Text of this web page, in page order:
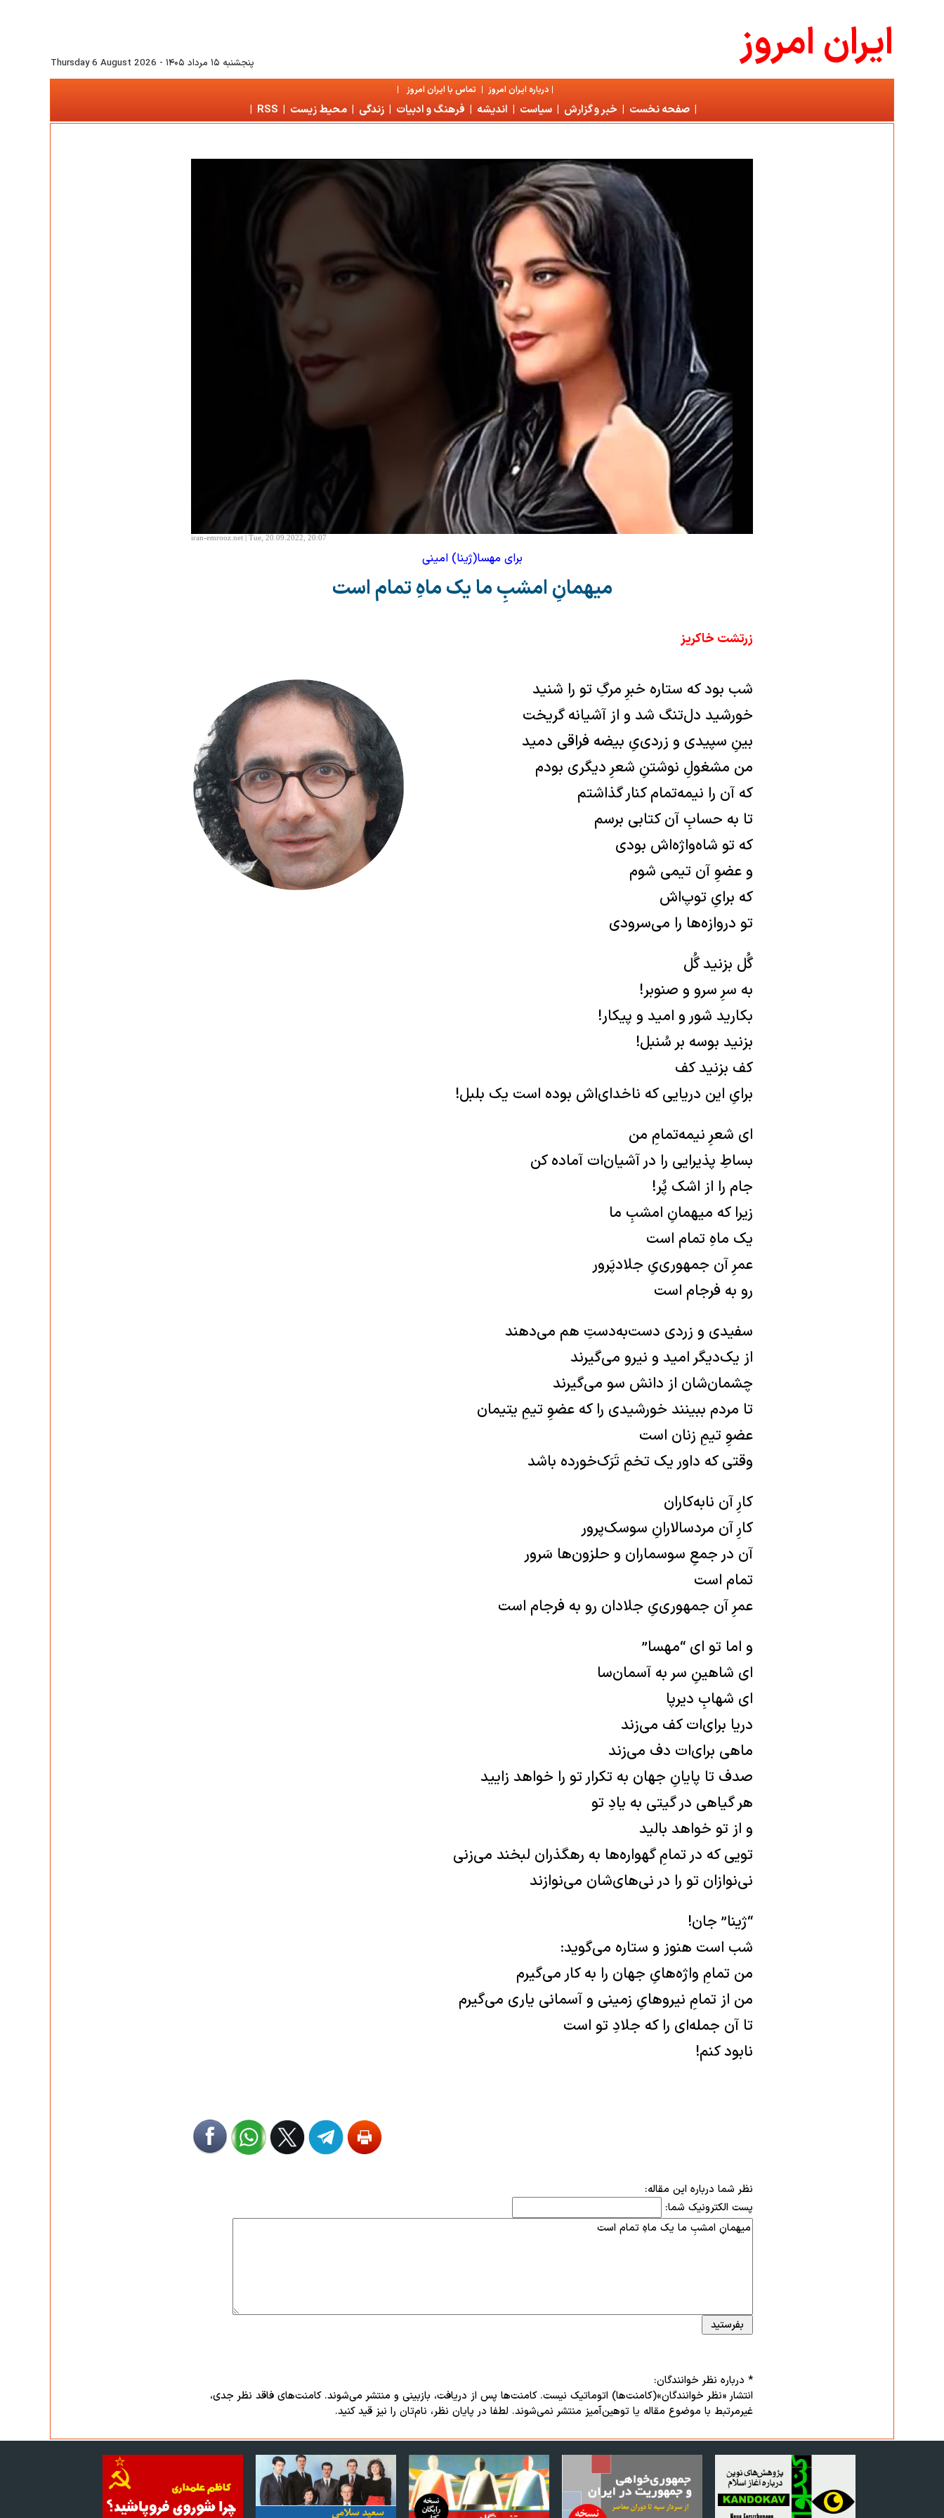
پنجشنبه ۱۵ مرداد ۱۴۰۵ -
Thursday 6 August 2026 ايران امروز
|درباره ايران امروز | تماس با ايران امروز |
| صفحه نخست | خبر و گزارش | سياست | انديشه | فرهنگ و ادبيات | زندگی | محیط زیست |
RSS
|
iran-emrooz.net | Tue, 20.09.2022, 20:07
برای مهسا(ژینا) امینی
میهمانِ امشبِ ما یک ماهِ تمام است
زرتشت خاکریز
شب بود که ستاره خبرِ مرگِ تو را شنید
خورشید دل‌تنگ شد و از آشیانه گریخت
بینِ سپیدی و زردی‌یِ بیضه فراقی دمید
من مشغولِ نوشتنِ شعرِ دیگری بودم
که آن را نیمه‌تمام کنار گذاشتم
تا به حسابِ آن کتابی برسم
که تو شاه‌واژه‌اش بودی
و عضوِ آن تیمی شوم
که برایِ توپ‌اش
تو دروازه‌ها را می‌سرودی
گُل بزنید گُل
به سرِ سرو و صنوبر!
بکارید شور و امید و پیکار!
بزنید بوسه بر سُنبل!
کف بزنید کف
برایِ این دریایی که ناخدای‌اش بوده است یک بلبل!
ای شعرِ نیمه‌تمامِ من
بساطِ پذیرایی را در آشیان‌ات آماده کن
جام را از اشک پُر!
زیرا که میهمانِ امشبِ ما
یک ماهِ تمام است
عمرِ آن جمهوری‌یِ جلادپَرور
رو به فرجام است
سفیدی و زردی دست‌به‌دستِ هم می‌دهند
از یک‌دیگر امید و نیرو می‌گیرند
چشمان‌شان از دانش سو می‌گیرند
تا مردم ببینند خورشیدی را که عضوِ تیمِ یتیمان
عضوِ تیمِ زنان است
وقتی که داور یک تخمِ تَرَک‌خورده باشد
کارِ آن نابه‌کاران
کارِ آن مرد‌سالارانِ سوسک‌پرور
آن در جمعِ سوسماران و حلزون‌ها سَرور
تمام است
عمرِ آن جمهوری‌یِ جلادان رو به فرجام است
و اما تو ای “مهسا”
ای شاهینِ سر به آسمان‌سا
ای شهابِ دیرپا
دریا برای‌ات کف می‌زند
ماهی برای‌ات دف می‌زند
صدف تا پایانِ جهان به تکرار تو را خواهد زایید
هر گیاهی در گیتی به یادِ تو
و از تو خواهد بالید
تویی که در تمامِ گهواره‌ها به رهگذران لبخند می‌زنی
نی‌نوازان تو را در نی‌های‌شان می‌نوازند
“ژینا” جان!
شب است هنوز و ستاره می‌گوید:
من تمامِ واژه‌هایِ جهان را به کار می‌گیرم
من از تمامِ نیروهایِ ‌زمینی و آسمانی یاری می‌گیرم
تا آن جمله‌ای را که جلادِ تو است
نابود کنم!
نظر شما درباره این مقاله:
پست الکترونیک شما:
* درباره نظر خوانندگان:
انتشار «نظر خوانندگان»(کامنت‌ها) اتوماتیک نیست. کامنت‌ها پس از دریافت، بازبینی و منتشر می‌شوند. کامنت‌های فاقد نظر جدی،
غیرمرتبط با موضوع مقاله یا توهین‌آمیز منتشر نمی‌شوند. لطفا در پایان نظر، نام‌تان را نیز قید کنید.